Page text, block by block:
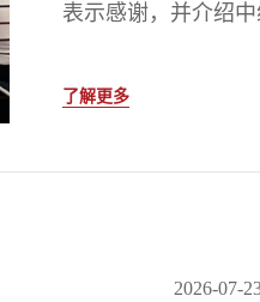
表示感谢，并介绍
了解更多
2026-07-